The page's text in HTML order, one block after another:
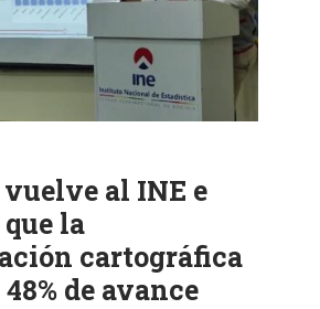
al INE e
la
cartográfica
de avance